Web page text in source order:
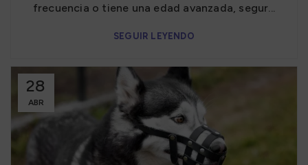
frecuencia o tiene una edad avanzada, segur...
SEGUIR LEYENDO
28
ABR